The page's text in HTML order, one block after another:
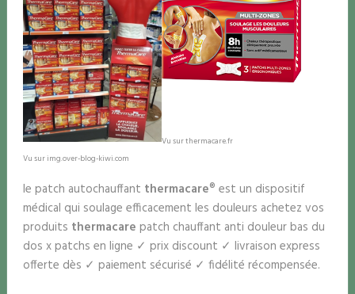
Vu sur img.over-blog-kiwi.com
Vu sur thermacare.fr
le patch autochauffant thermacare® est un dispositif
médical qui soulage efficacement les douleurs achetez vos
produits thermacare patch chauffant anti douleur bas du
dos x patchs en ligne ✓ prix discount ✓ livraison express
offerte dès ✓ paiement sécurisé ✓ fidélité récompensée.